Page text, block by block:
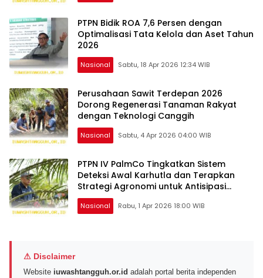
PTPN Bidik ROA 7,6 Persen dengan
Optimalisasi Tata Kelola dan Aset Tahun
2026
Nasional Sabtu, 18 Apr 2026 12:34 WIB
Perusahaan Sawit Terdepan 2026
Dorong Regenerasi Tanaman Rakyat
dengan Teknologi Canggih
Nasional Sabtu, 4 Apr 2026 04:00 WIB
PTPN IV PalmCo Tingkatkan Sistem
Deteksi Awal Karhutla dan Terapkan
Strategi Agronomi untuk Antisipasi
Musim Kemarau Berkepanjangan
Nasional Rabu, 1 Apr 2026 18:00 WIB
⚠ Disclaimer
Website iuwashtangguh.or.id adalah portal berita independen